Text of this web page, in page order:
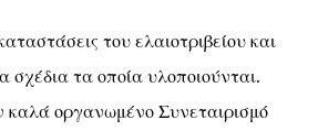
του ελαιοτριβείου και
σχέδια τα οποία υλοποιούνται.
καλά οργανωμένο Συνεταιρισμό